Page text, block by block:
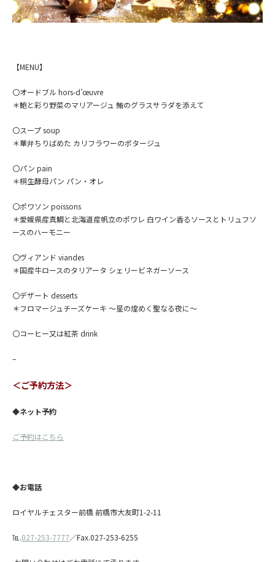
【MENU】
〇オードブル hors-d’œuvre
＊鮑と彩り野菜のマリアージュ 鮪のグラスサラダを添えて
〇スープ soup
＊華弁ちりばめた カリフラワーのポタージュ
〇パン pain
＊桐生酵母パン パン・オレ
〇ポワソン poissons
＊愛媛県産真鯛と北海道産帆立のポワレ 白ワイン香るソースとトリュフソ
ースのハーモニー
〇ヴィアンド viandes
＊国産牛ロースのタリアータ シェリービネガーソース
〇デザート desserts
＊フロマージュチーズケーキ ～星の煌めく聖なる夜に～
〇コーヒー又は紅茶 drink
–
＜ご予約方法＞
◆ネット予約
ご予約はこちら
◆お電話
ロイヤルチェスター前橋 前橋市大友町1-2-11
℡.027-253-7777／Fax.027-253-6255